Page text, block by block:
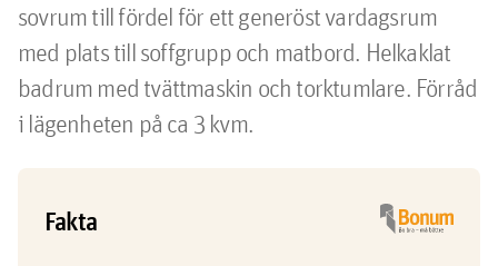
sovrum till fördel för ett generöst vardagsrum
med plats till soffgrupp och matbord. Helkaklat
badrum med tvättmaskin och torktumlare. Förråd
i lägenheten på ca 3 kvm.
Fakta